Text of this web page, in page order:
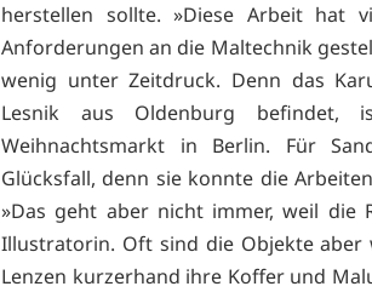
herstellen sollte. »Diese Arbeit hat
Anforderungen an die Maltechnik
wenig unter Zeitdruck. Denn das
Lesnik aus Oldenburg
Weihnachtsmarkt in Berlin. Für
Glücksfall, denn sie konnte die
»Das geht aber nicht immer, weil die
Illustratorin. Oft sind die Objekte aber
Lenzen kurzerhand ihre Koffer und